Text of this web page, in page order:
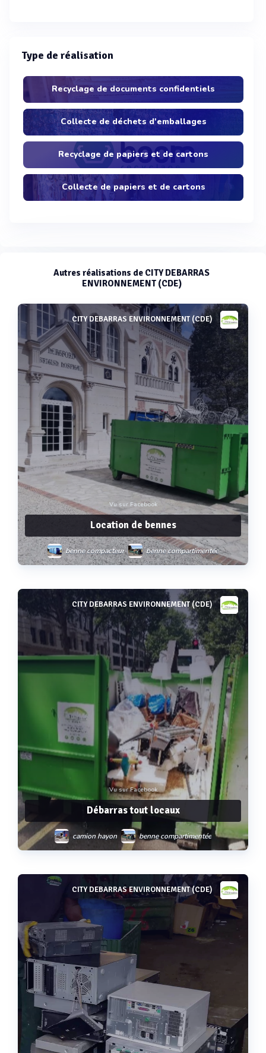
Type de réalisation
Recyclage de documents confidentiels
Collecte de déchets d'emballages
Recyclage de papiers et de cartons
Collecte de papiers et de cartons
Autres réalisations de CITY DEBARRAS
ENVIRONNEMENT (CDE)
CITY DEBARRAS ENVIRONNEMENT (CDE)
Vu sur Facebook
Location de bennes
benne compacteur benne compartimentée
benne classe i
Voir plus
CITY DEBARRAS ENVIRONNEMENT (CDE)
Vu sur Facebook
Débarras tout locaux
camion hayon benne compartimentée
Voir plus
CITY DEBARRAS ENVIRONNEMENT (CDE)